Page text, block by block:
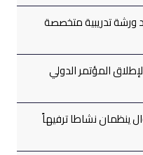
ورشة تدريبية متخصصة
المؤتمر الدولي
ينظمان نشاطا ترفيهاً